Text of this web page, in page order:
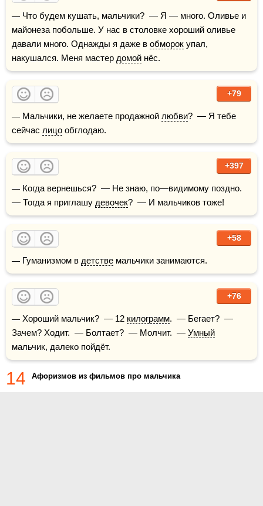
— Что будем кушать, мальчики?  — Я — много. Оливье и
майонеза побольше. У нас в столовке хороший оливье
давали много. Однажды я даже в обморок упал,
накушался. Меня мастер домой нёс.
+79
— Мальчики, не желаете продажной любви?  — Я тебе
сейчас лицо обглодаю.
+397
— Когда вернешься?  — Не знаю, по—видимому поздно.
— Тогда я приглашу девочек?  — И мальчиков тоже!
+58
— Гуманизмом в детстве мальчики занимаются.
+76
— Хороший мальчик?  — 12 килограмм.  — Бегает?  —
Зачем? Ходит.  — Болтает?  — Молчит.  — Умный
мальчик, далеко пойдёт.
14 Афоризмов из фильмов про мальчика